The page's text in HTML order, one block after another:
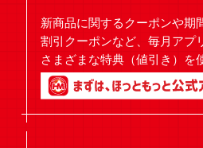
新商品に関するクーポンや期
割引クーポンなど、毎月アプ
さまざまな特典（値引き）を